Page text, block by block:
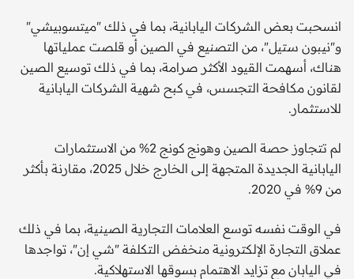
انسحبت بعض الشركات اليابانية، بما في ذلك "ميتسوبيشي"
و"نيبون ستيل"، من التصنيع في الصين أو قلصت عملياتها
هناك، أسهمت القيود الأكثر صرامة، بما في ذلك توسيع الصين
لقانون مكافحة التجسس، في كبح شهية الشركات اليابانية
للاستثمار.
لم تتجاوز حصة الصين وهونج كونج 2% من الاستثمارات
اليابانية الجديدة المتجهة إلى الخارج خلال 2025، مقارنة بأكثر
من 9% في 2020.
في الوقت نفسه توسع العلامات التجارية الصينية، بما في ذلك
عملاق التجارة الإلكترونية منخفض التكلفة "شي إن"، تواجدها
في اليابان مع تزايد الاهتمام بسوقها الاستهلاكية.